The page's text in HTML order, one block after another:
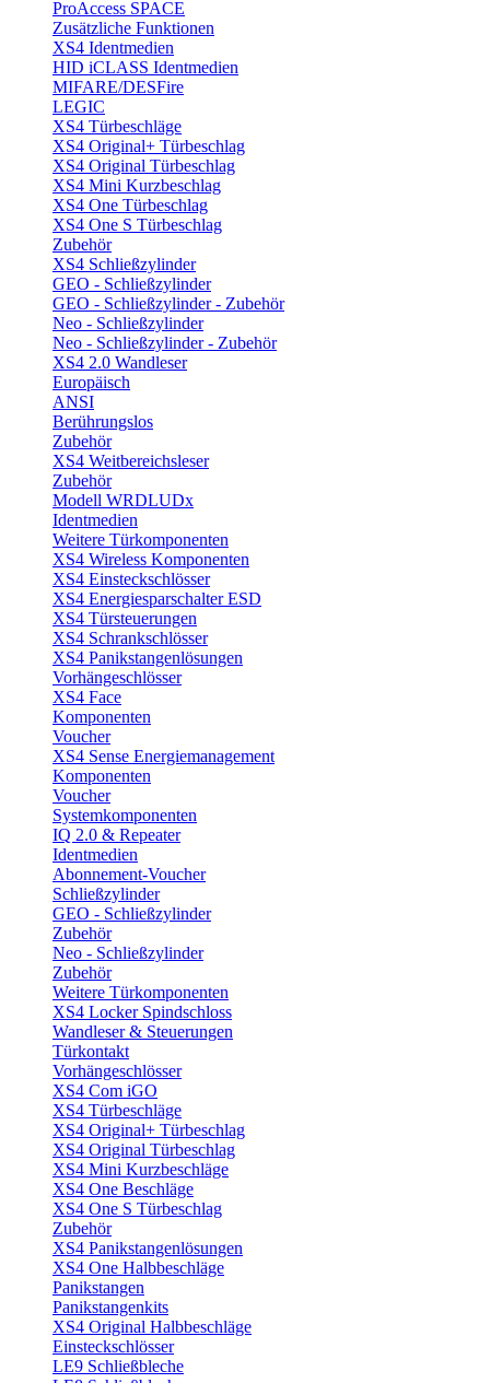
ProAccess SPACE
Zusätzliche Funktionen
XS4 Identmedien
HID iCLASS Identmedien
MIFARE/DESFire
LEGIC
XS4 Türbeschläge
XS4 Original+ Türbeschlag
XS4 Original Türbeschlag
XS4 Mini Kurzbeschlag
XS4 One Türbeschlag
XS4 One S Türbeschlag
Zubehör
XS4 Schließzylinder
GEO - Schließzylinder
GEO - Schließzylinder - Zubehör
Neo - Schließzylinder
Neo - Schließzylinder - Zubehör
XS4 2.0 Wandleser
Europäisch
ANSI
Berührungslos
Zubehör
XS4 Weitbereichsleser
Zubehör
Modell WRDLUDx
Identmedien
Weitere Türkomponenten
XS4 Wireless Komponenten
XS4 Einsteckschlösser
XS4 Energiesparschalter ESD
XS4 Türsteuerungen
XS4 Schrankschlösser
XS4 Panikstangenlösungen
Vorhängeschlösser
XS4 Face
Komponenten
Voucher
XS4 Sense Energiemanagement
Komponenten
Voucher
Systemkomponenten
IQ 2.0 & Repeater
Identmedien
Abonnement-Voucher
Schließzylinder
GEO - Schließzylinder
Zubehör
Neo - Schließzylinder
Zubehör
Weitere Türkomponenten
XS4 Locker Spindschloss
Wandleser & Steuerungen
Türkontakt
Vorhängeschlösser
XS4 Com iGO
XS4 Türbeschläge
XS4 Original+ Türbeschlag
XS4 Original Türbeschlag
XS4 Mini Kurzbeschläge
XS4 One Beschläge
XS4 One S Türbeschlag
Zubehör
XS4 Panikstangenlösungen
XS4 One Halbbeschläge
Panikstangen
Panikstangenkits
XS4 Original Halbbeschläge
Einsteckschlösser
LE9 Schließbleche